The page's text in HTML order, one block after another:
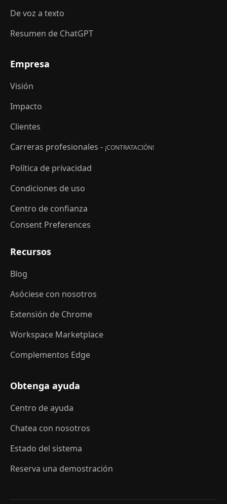
De voz a texto
Resumen de ChatGPT
Empresa
Visión
Impacto
Clientes
Carreras profesionales - ¡CONTRATACIÓN!
Política de privacidad
Condiciones de uso
Centro de confianza
Consent Preferences
Recursos
Blog
Asóciese con nosotros
Extensión de Chrome
Workspace Marketplace
Complementos Edge
Obtenga ayuda
Centro de ayuda
Chatea con nosotros
Estado del sistema
Reserva una demostración